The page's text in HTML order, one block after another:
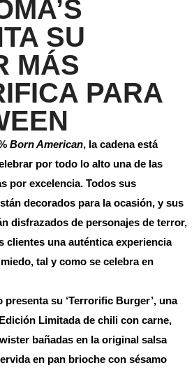
SU
MÁS
PARA
Born American, la cadena está
por todo lo alto una de las
por excelencia. Todos sus
decorados para la ocasión, y sus
disfrazados de personajes de terror,
clientes una auténtica experiencia
tal y como se celebra en
presenta su ‘Terrorific Burger’, una
Limitada de chili con carne,
bañadas en la original salsa
en pan brioche con sésamo